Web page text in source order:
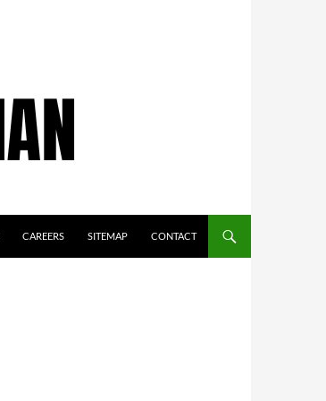
CAREERS SITEMAP CONTACT